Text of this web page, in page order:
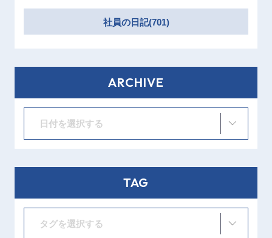
社員の日記(701)
ARCHIVE
日付を選択する
TAG
タグを選択する